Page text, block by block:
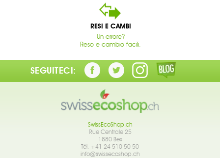
RESI E CAMBI
Un errore?
Reso e cambio facili.
SEGUITECI:
SwissEcoShop.ch
Rue Centrale 25
1880 Bex
Tél. +41 24 510 50 50
info@swissecoshop.ch